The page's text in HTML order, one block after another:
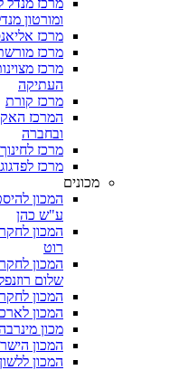
מרכז מנדל
ומורטון
מרכז
מרכז
מרכז
העתיקה
מרכז קורת
המרכז
ובחברה
מרכז
מרכז
מכונים
המכון
ע"ש כהן
המכון
רוט
המכון
שלום
המכון
המכון
מכון
המכון
המכון